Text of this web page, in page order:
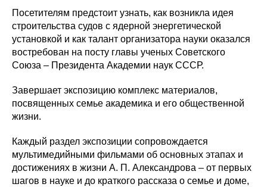
Посетителям предстоит узнать, как возникла идея
строительства судов с ядерной энергетической
установкой и как талант организатора науки оказался
востребован на посту главы ученых Советского
Союза – Президента Академии наук СССР.
Завершает экспозицию комплекс материалов,
посвященных семье академика и его общественной
жизни.
Каждый раздел экспозиции сопровождается
мультимедийными фильмами об основных этапах и
достижениях в жизни А. П. Александрова – от первых
шагов в науке и до краткого рассказа о семье и доме,